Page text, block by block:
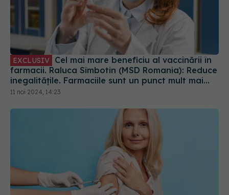
EXCLUSIV
farmacii. Raluca Sîmbotin (MSD Romania): Reduce
inegalitățile. Farmaciile sunt un punct mult mai
convenabil pentru vaccinare
11 noi 2024, 14:23